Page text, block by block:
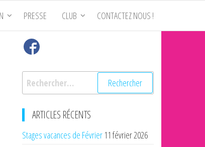
PRESSE CLUB CONTACTEZ NOUS !
Rechercher :
ARTICLES RÉCENTS
Stages vacances de Février 11 février 2026